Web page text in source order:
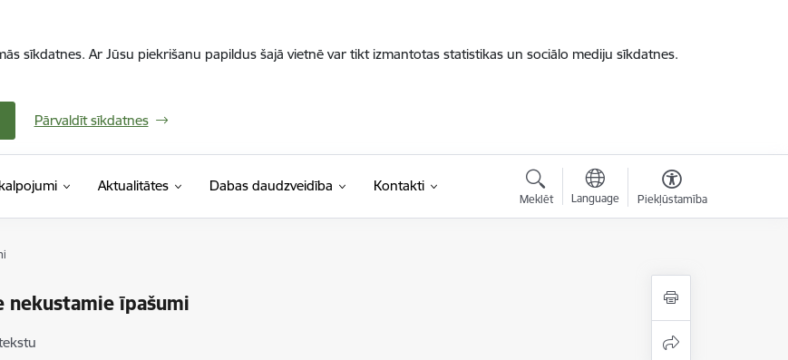
sīkdatnes. Ar Jūsu piekrišanu papildus šajā vietnē var tikt izmantotas statistikas un sociālo mediju sīkdatnes.
Pārvaldīt sīkdatnes
Aktualitātes Dabas daudzveidība Kontakti
Meklēt Language Piekļūstamība
nekustamie īpašumi